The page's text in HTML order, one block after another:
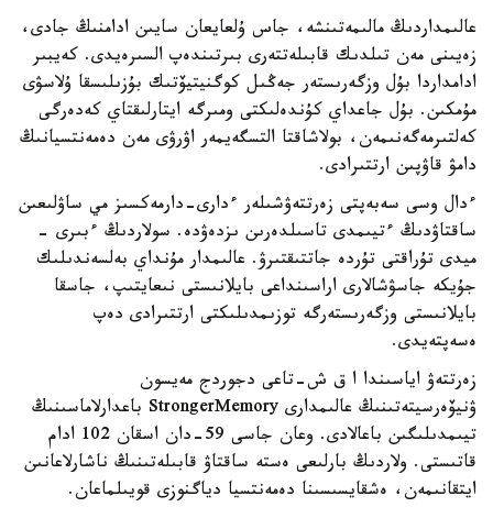
عالىمداردىڭ مالىمەتىنشە، جاس ۇلعايعان سايىن ادامنىڭ جادى،
زەيىنى مەن تىلدىك قابىلەتتەرى بىرتىندەپ السىرەيدى. كەيبىر
ادامداردا بۇل وزگەرىستەر جەڭىل كوگنيتيۆتىك بۇزىلىسقا ۇلاسۋى
مۇمكىن. بۇل جاعداي كۇندەلىكتى ومىرگە ايتارلىقتاي كەدەرگى
كەلتىرمەگەنىمەن، بولاشاقتا التسگەيمەر اۋرۋى مەن دەمەنتسيانىڭ
دامۋ قاۋپىن ارتتىرادى.
ءدال وسى سەبەپتى زەرتتەۋشىلەر ءدارى-دارمەكسىز مي ساۋلىعىن
ساقتاۋدىڭ ءتيىمدى تاسىلدەرىن ىزدەۋدە. سولاردىڭ ءبىرى -
ميدى تۇراقتى تۇردە جاتتىقتىرۋ. عالىمدار مۇنداي بەلسەندىلىك
جۇيكە جاسۋشالارى اراسىنداعى بايلانىستى نىعايتىپ، جاسقا
بايلانىستى وزگەرىستەرگە توزىمدىلىكتى ارتتىرادى دەپ
ەسەپتەيدى.
زەرتتەۋ اياسىندا ا ق ش-تاعى دجوردج مەيسون
ۋنيۆەرسيتەتىنىڭ عالىمدارى StrongerMemory باعدارلاماسىنىڭ
تيىمدىلىگىن باعالادى. وعان جاسى 59-دان اسقان 102 ادام
قاتىستى. ولاردىڭ بارلىعى ەستە ساقتاۋ قابىلەتىنىڭ ناشارلاعانىن
ايتقانىمەن، ەشقايسىسىنا دەمەنتسيا دياگنوزى قويىلماعان.